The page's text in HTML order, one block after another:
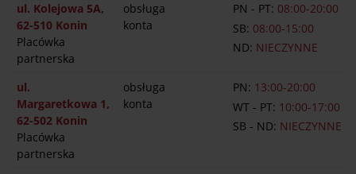
ul. Kolejowa 5A,
62-510 Konin
Placówka
partnerska
obsługa
konta
PN - PT: 08:00-20:00
SB: 08:00-15:00
ND: NIECZYNNE
ul.
Margaretkowa 1,
62-502 Konin
Placówka
partnerska
obsługa
konta
PN: 13:00-20:00
WT - PT: 10:00-17:00
SB - ND: NIECZYNNE